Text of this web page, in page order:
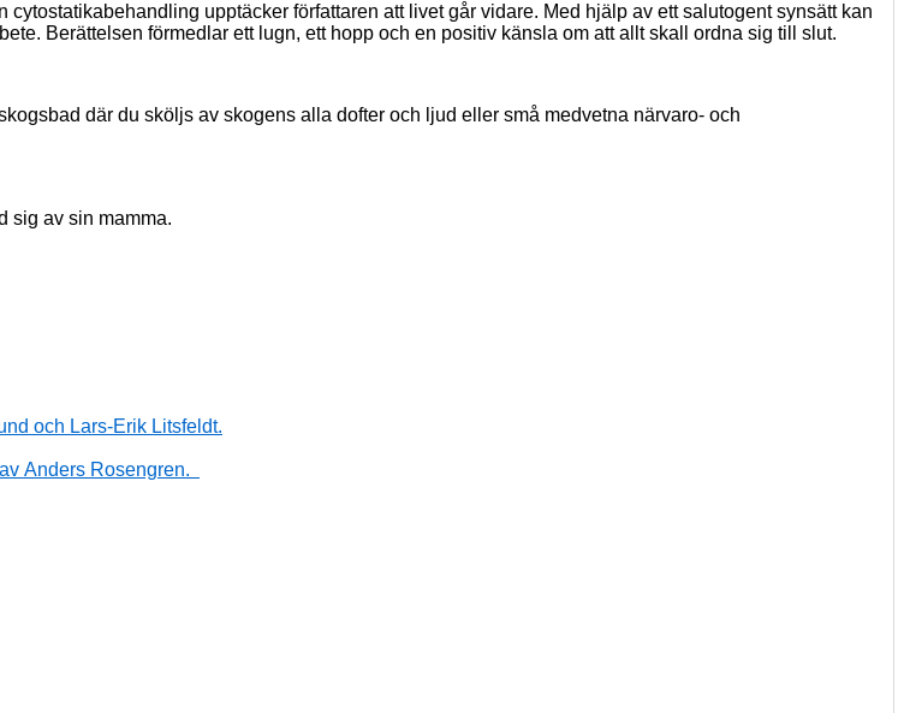
cytostatikabehandling upptäcker författaren att livet går vidare. Med hjälp av ett salutogent synsätt kan
Berättelsen förmedlar ett lugn, ett hopp och en positiv känsla om att allt skall ordna sig till slut.
där du sköljs av skogens alla dofter och ljud eller små medvetna närvaro- och
sig av sin mamma.
och Lars-Erik Litsfeldt.
Anders Rosengren.